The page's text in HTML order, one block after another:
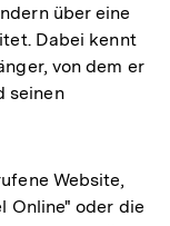
über eine
Dabei kennt
von dem er
seinen
Website,
Online" oder die